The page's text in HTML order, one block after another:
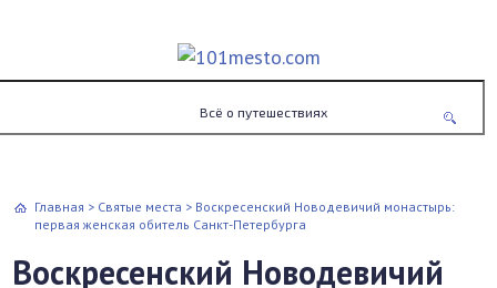
Всё о путешествиях
Главная > Святые места > Воскресенский Новодевичий монастырь:
первая женская обитель Санкт-Петербурга
Воскресенский Новодевичий